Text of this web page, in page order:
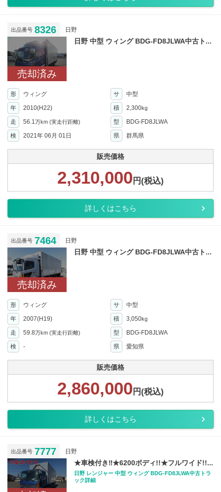
出品番号 8326 日野
売却済み
日野 中型 ウィング BDG-FD8JLWA中古ト...
形 ウィング サ
中型
年
2010(H22) 積 2,300kg
走 56.1万km (実走行距離) 型
BDG-FD8JLWA
検
2021年 06月 01日 県 群馬県
販売価格
2,310,000 円(税込)
詳しくはこちら
出品番号 7464 日野
売却済み
日野 中型 ウィング BDG-FD8JLWA中古ト...
形 ウィング サ
中型
年
2007(H19) 積 3,050kg
走 59.8万km (実走行距離) 型
BDG-FD8JLWA
検
- 県 愛知県
販売価格
2,860,000 円(税込)
詳しくはこちら
出品番号 7777 日野
★車検付き‼︎★6200ボディ!!★フルワイド!!...
日野 レンジャー 中型 ウィング BDG-FD8JLWA中古トラ
ック詳細